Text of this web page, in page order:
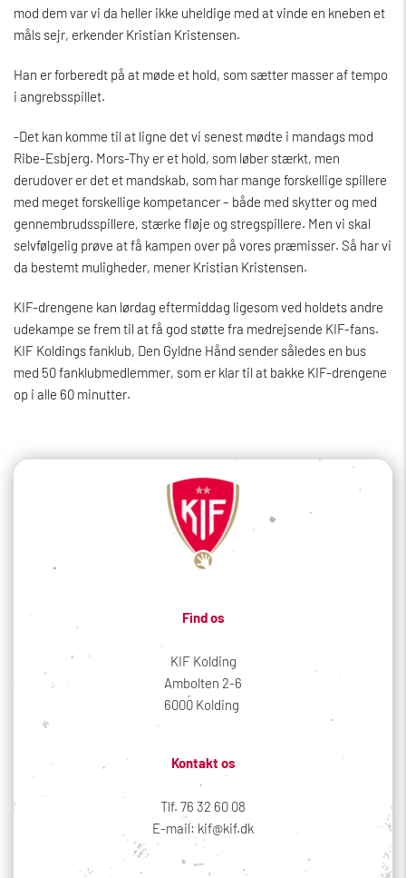
mod dem var vi da heller ikke uheldige med at vinde en kneben et
måls sejr, erkender Kristian Kristensen.
Han er forberedt på at møde et hold, som sætter masser af tempo
i angrebsspillet.
-Det kan komme til at ligne det vi senest mødte i mandags mod
Ribe-Esbjerg. Mors-Thy er et hold, som løber stærkt, men
derudover er det et mandskab, som har mange forskellige spillere
med meget forskellige kompetancer – både med skytter og med
gennembrudsspillere, stærke fløje og stregspillere. Men vi skal
selvfølgelig prøve at få kampen over på vores præmisser. Så har vi
da bestemt muligheder, mener Kristian Kristensen.
KIF-drengene kan lørdag eftermiddag ligesom ved holdets andre
udekampe se frem til at få god støtte fra medrejsende KIF-fans.
KIF Koldings fanklub, Den Gyldne Hånd sender således en bus
med 50 fanklubmedlemmer, som er klar til at bakke KIF-drengene
op i alle 60 minutter.
Find os
KIF Kolding
Ambolten 2-6
6000 Kolding
Kontakt os
Tlf. 76 32 60 08
E-mail: kif@kif.dk